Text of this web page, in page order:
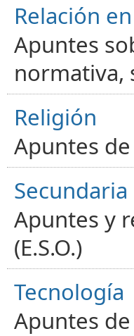
Relación
Apuntes
normativa,
Religión
Apuntes
Secundaria
Apuntes y
(E.S.O.)
Tecnología
Apuntes